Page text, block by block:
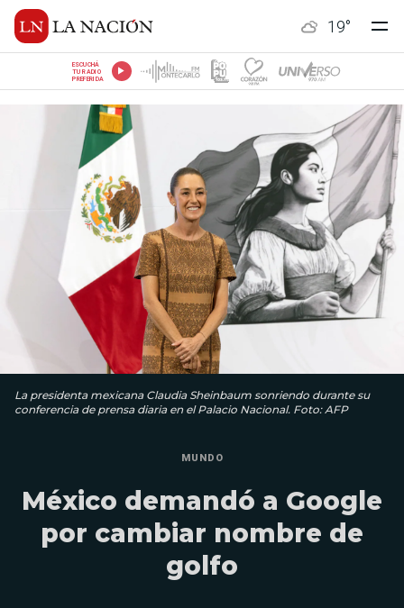
19°
ESCUCHÁ
TU RADIO
PREFERIDA
La presidenta mexicana Claudia Sheinbaum sonriendo durante su
conferencia de prensa diaria en el Palacio Nacional. Foto: AFP
MUNDO
México demandó a Google
por cambiar nombre de
golfo